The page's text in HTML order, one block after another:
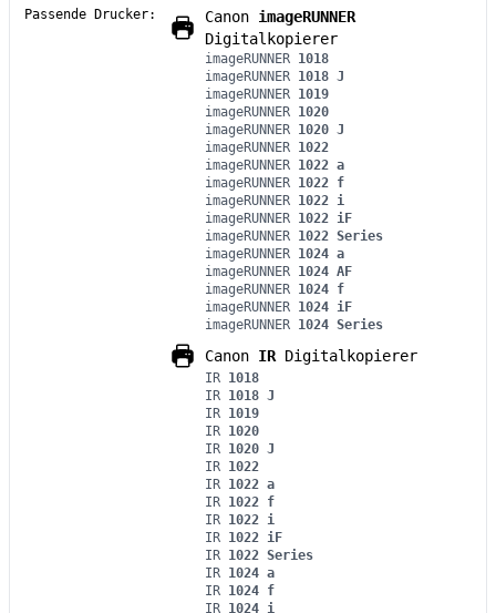
Passende Drucker:
Canon imageRUNNER
Digitalkopierer
imageRUNNER 1018
imageRUNNER 1018 J
imageRUNNER 1019
imageRUNNER 1020
imageRUNNER 1020 J
imageRUNNER 1022
imageRUNNER 1022 a
imageRUNNER 1022 f
imageRUNNER 1022 i
imageRUNNER 1022 iF
imageRUNNER 1022 Series
imageRUNNER 1024 a
imageRUNNER 1024 AF
imageRUNNER 1024 f
imageRUNNER 1024 iF
imageRUNNER 1024 Series
Canon IRDigitalkopierer
IR 1018
IR 1018 J
IR 1019
IR 1020
IR 1020 J
IR 1022
IR 1022 a
IR 1022 f
IR 1022 i
IR 1022 iF
IR 1022 Series
IR 1024 a
IR 1024 f
IR 1024 i